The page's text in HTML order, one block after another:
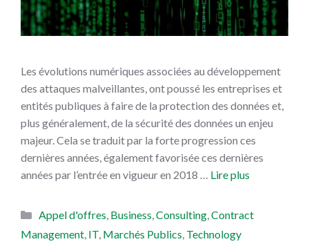
Les évolutions numériques associées au développement
des attaques malveillantes, ont poussé les entreprises et
entités publiques à faire de la protection des données et,
plus généralement, de la sécurité des données un enjeu
majeur. Cela se traduit par la forte progression ces
dernières années, également favorisée ces dernières
années par l’entrée en vigueur en 2018 … Lire plus
Catégories
Appel d'offres, Business,Consulting,Contract
Management, IT, Marchés Publics, Technology